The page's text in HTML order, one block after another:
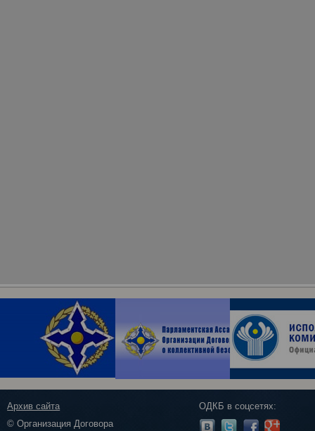
Архив сайта
© Организация Договора
ОДКБ в соцсетях: